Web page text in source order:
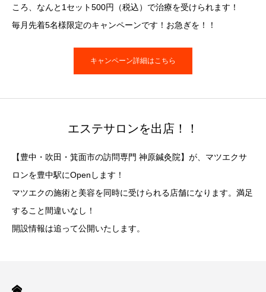
ころ、なんと1セット500円（税込）で治療を受けられます！
毎月先着5名様限定のキャンペーンです！お急ぎを！！
キャンペーン詳細はこちら
エステサロンを出店！！
【豊中・吹田・箕面市の訪問専門 神原鍼灸院】が、マツエクサ
ロンを豊中駅にOpenします！
マツエクの施術と美容を同時に受けられる店舗になります。満足
すること間違いなし！
開設情報は追って公開いたします。